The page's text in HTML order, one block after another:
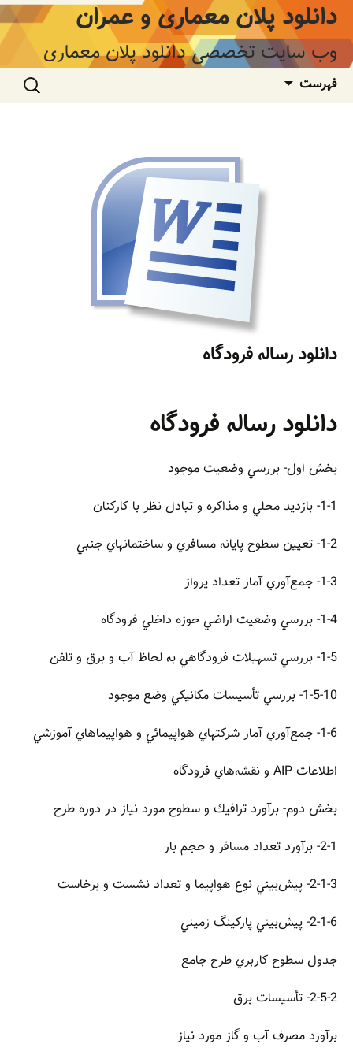
رفتن
نوشته‌ها
دانلود پلان معماری و عمران
وب سایت تخصصی دانلود پلان معماری
فهرست
جستجو
برای:
دانلود رساله فرودگاه
دانلود رساله فرودگاه
بخش اول- بررسي وضعيت موجود
1-1- بازديد محلي و مذاكره و تبادل نظر با كاركنان
1-2- تعيين سطوح پايانه مسافري و ساختمانهاي جنبي
1-3- جمع‌آوري آمار تعداد پرواز
1-4- بررسي وضعيت اراضي حوزه داخلي فرودگاه
1-5- بررسي تسهيلات فرودگاهي به لحاظ آب و برق و تلفن
1-5-10- بررسي تأسيسات مكانيكي وضع موجود
1-6- جمع‌آوري آمار شركتهاي هواپيمائي و هواپيماهاي آموزشي
اطلاعات AIP و نقشه‌هاي فرودگاه
بخش دوم- برآورد ترافيك و سطوح مورد نياز در دوره طرح
2-1- برآورد تعداد مسافر و حجم بار
2-1-3- پيش‌بيني نوع هواپيما و تعداد نشست و برخاست
2-1-6- پيش‌بيني پاركينگ زميني
جدول سطوح كاربري طرح جامع
2-5-2- تأسيسات برق
برآورد مصرف آب و گاز مورد نياز